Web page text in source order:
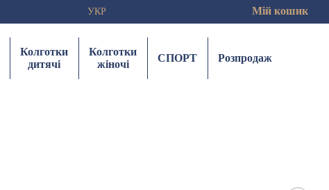
УКР Мій кошик
Колготки
дитячі
Колготки
жіночі
СПОРТ Розпродаж